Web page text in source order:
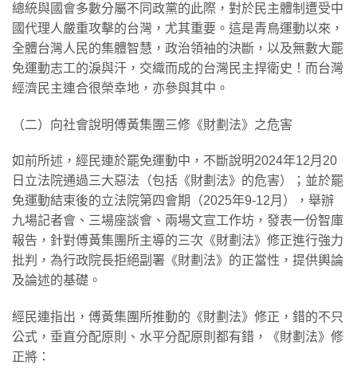
總統與國會多數分屬不同政黨的此際，對於民主體制遭受中
國代理人嚴重攻擊的台灣，尤其重要。這是青鳥運動以來，
全體台灣人民的集體智慧，政治領袖的決斷，以及無數大罷
免運動志工的淚與汗，交織而成的台灣民主捍衛史！而台灣
經濟民主連合很榮幸地，亦參與其中。
（二）向社會說明傅黃集團三修《財劃法》之危害
如前所述，經民連於罷免運動中，不斷說明2024年12月20
日立法院通過三大惡法（包括《財劃法》的危害）；並於罷
免運動結束後的立法院第四會期（2025年9-12月），舉辦
九場記者會、三場座談會、兩場文宣工作坊，發表一份智庫
報告，針對傅黃集團所主導的三次《財劃法》修正進行強力
批判，為行政院長拒絕副署《財劃法》的正當性，提供輿論
及論述的基礎。
經民連指出，傅黃集團所推動的《財劃法》修正，錯的不只
公式，垂直分配原則、水平分配原則都有錯，《財劃法》修
正將：